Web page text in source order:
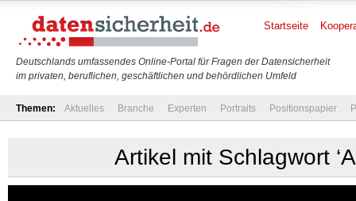
Deutschlands umfassendes Online-Portal für Fragen der Datensicherheit
im privaten, beruflichen, geschäftlichen und behördlichen Umfeld
Startseite
Themen: Aktuelles Branche Experten Portraits Positionspapier
Artikel mit Schlagwort